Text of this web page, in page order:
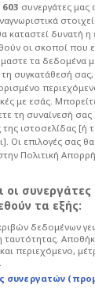
Basket
603 συνεργάτες
καταστεί δυνατή η
οι σκοποί που
τα δεδομένα
συγκατάθεσή
με εσάς.
τη συναίνεσή
ιστοσελίδας [ή
Οι επιλογές σας
Πολιτική
οι
τα εξής:
δεδομένων
ταυτότητας.
περιεχόμενο,
συνεργατών